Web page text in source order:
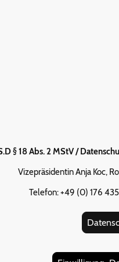
§ 18 Abs. 2 MStV /
Vizepräsidentin Anja Koc,
Telefon: +49 (0) 176